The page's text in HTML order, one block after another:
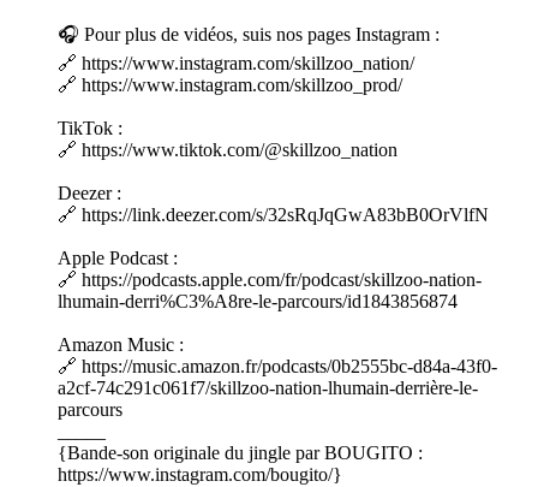
🎧 Pour plus de vidéos, suis nos pages Instagram :
🔗 https://www.instagram.com/skillzoo_nation/
🔗 https://www.instagram.com/skillzoo_prod/
TikTok :
🔗 https://www.tiktok.com/@skillzoo_nation
Deezer :
🔗 https://link.deezer.com/s/32sRqJqGwA83bB0OrVlfN
Apple Podcast :
🔗 https://podcasts.apple.com/fr/podcast/skillzoo-nation-
lhumain-derri%C3%A8re-le-parcours/id1843856874
Amazon Music :
🔗 https://music.amazon.fr/podcasts/0b2555bc-d84a-43f0-
a2cf-74c291c061f7/skillzoo-nation-lhumain-derrière-le-
parcours
{Bande-son originale du jingle par BOUGITO :
https://www.instagram.com/bougito/}